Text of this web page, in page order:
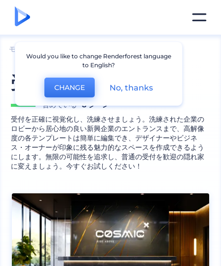
モックアップ
受付モックアップ
含めている 8 シーン
受付を正確に視覚化し、洗練させましょう。洗練された企業の
ロビーから居心地の良い新興企業のエントランスまで、高解像
度の各テンプレートは簡単に編集でき、デザイナーやビジネ
ス・オーナーが印象に残る魅力的なスペースを作成できるよう
にします。無限の可能性を追求し、普通の受付を歓迎の隠れ家
に変えましょう。今すぐお試しください！
Would you like to change Renderforest language
to English?
CHANGE No, thanks